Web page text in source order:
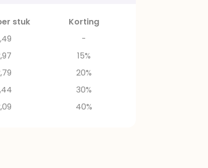
stuk
Korting
-
15%
20%
30%
40%